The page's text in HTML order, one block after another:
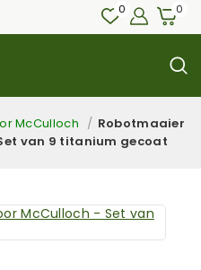
0 0
McCulloch / Robotmaaier
van 9 titanium gecoat